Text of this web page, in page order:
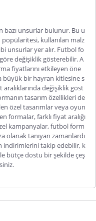
bazı unsurlar bulunur. Bu u
popülaritesi, kullanılan malz
unsurlar yer alır. Futbol fo
değişiklik gösterebilir. A
fiyatlarını etkileyen öne
büyük bir hayran kitlesine s
aralıklarında değişiklik göst
tasarım özellikleri de
özel tasarımlar veya oyun
formalar, farklı fiyat aralığı
kampanyalar, futbol form
olanak tanıyan zamanlardı
indirimlerini takip edebilir, k
bütçe dostu bir şekilde çeş